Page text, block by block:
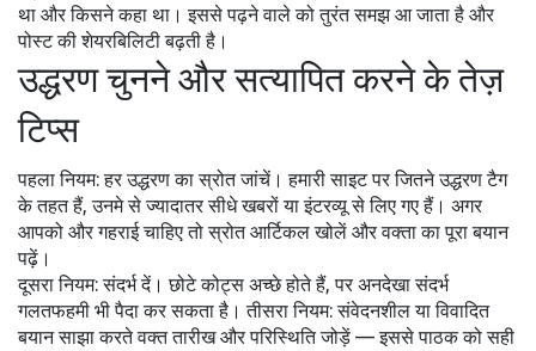
था और किसने कहा था। इससे पढ़ने वाले को तुरंत समझ आ जाता है और
पोस्ट की शेयरबिलिटी बढ़ती है।
उद्धरण चुनने और सत्यापित करने के तेज़
टिप्स
पहला नियम: हर उद्धरण का स्रोत जांचें। हमारी साइट पर जितने उद्धरण टैग
के तहत हैं, उनमे से ज्यादातर सीधे खबरों या इंटरव्यू से लिए गए हैं। अगर
आपको और गहराई चाहिए तो स्रोत आर्टिकल खोलें और वक्ता का पूरा बयान
पढ़ें।
दूसरा नियम: संदर्भ दें। छोटे कोट्स अच्छे होते हैं, पर अनदेखा संदर्भ
गलतफहमी भी पैदा कर सकता है। तीसरा नियम: संवेदनशील या विवादित
बयान साझा करते वक्त तारीख और परिस्थिति जोड़ें — इससे पाठक को सही